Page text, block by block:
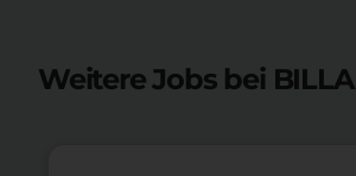
Weitere Jobs bei BILLA